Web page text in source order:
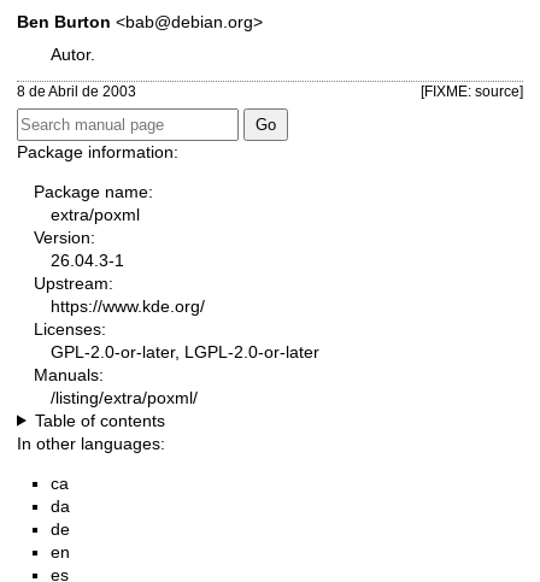
Ben Burton <bab@debian.org>
Autor.
8 de Abril de 2003 [FIXME: source]
Package information:
Package name:
extra/poxml
Version:
26.04.3-1
Upstream:
https://www.kde.org/
Licenses:
GPL-2.0-or-later, LGPL-2.0-or-later
Manuals:
/listing/extra/poxml/
Table of contents
In other languages:
ca
da
de
en
es